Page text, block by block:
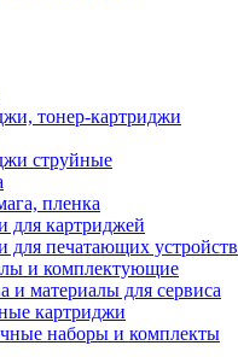
тонер-картриджи
струйные
пленка
для картриджей
для печатающих устройств
и комплектующие
и материалы для сервиса
картриджи
наборы и комплекты